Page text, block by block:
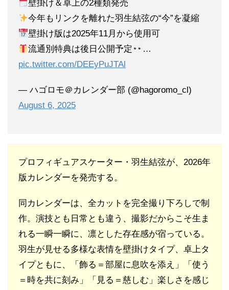
壁掛け＆卓上の2種類発売
今年もリンクを離れた羽生結弦の“今”を凝縮
壁掛け版は2025年11月から使用可
流通別特典は後日公開予定
…
pic.twitter.com/DEEyPuJTAl
— ハゴロモ＠カレンダー部 (@hagoromo_cl)
August 6, 2025
プロフィギュアスケーター・羽生結弦が、2026年
版カレンダーを発売する。
同カレンダーは、全カットを完全撮り下ろしで制
作。演技とも日常とも違う、撮影だからこそ生ま
れる一瞬一瞬に、凛とした存在感が宿っている。
羽生が見せる多様な表情を壁掛けタイプ、卓上タ
イプともに、「飾る＝部屋に息吹を添え」「使う
＝時を共に刻み」「見る＝慈しむ」楽しさを感じ